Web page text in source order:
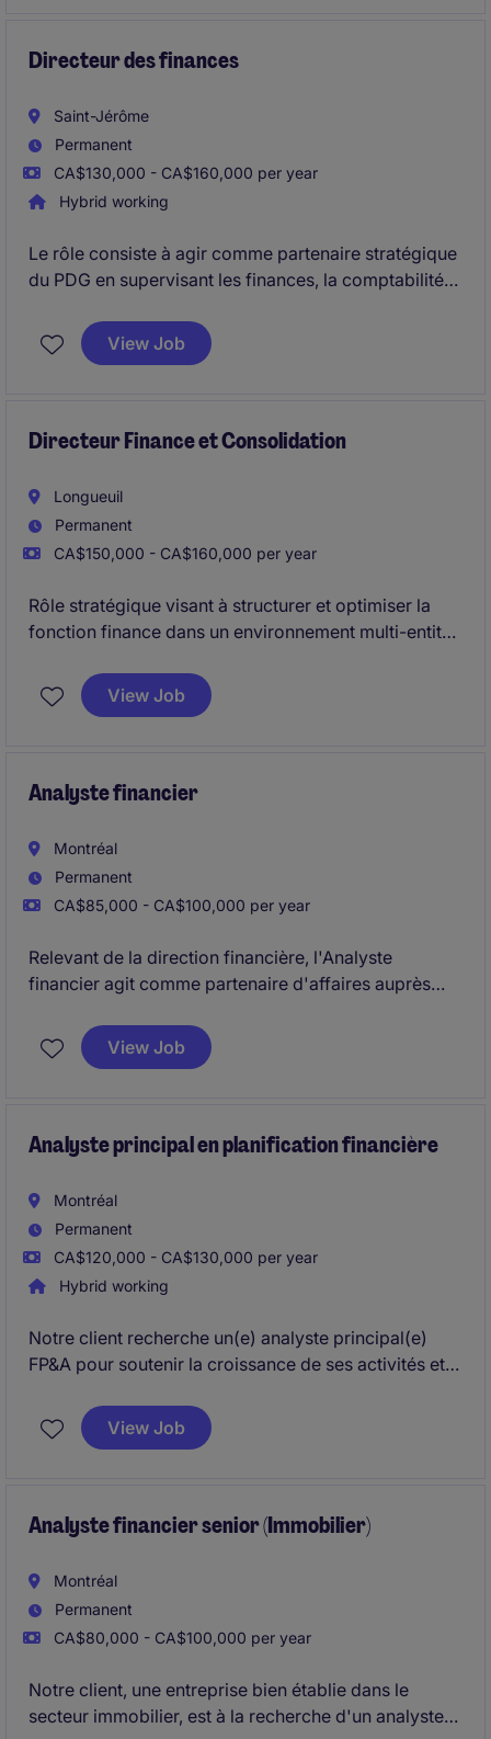
Directeur des finances
Saint-Jérôme
Permanent
CA$130,000 - CA$160,000 per year
Hybrid working
Le rôle consiste à agir comme partenaire stratégique
du PDG en supervisant les finances, la comptabilité
performance financière, de la rentabilité, de la
trésorerie et des projets d'amélioration de
View Job
Directeur Finance et Consolidation
Longueuil
Permanent
CA$150,000 - CA$160,000 per year
Rôle stratégique visant à structurer et optimiser la
fonction finance dans un environnement multi-entités
les contrôles et l'intégration d'acquisitions tout en
encadrant une équipe clé.
View Job
Analyste financier
Montréal
Permanent
CA$85,000 - CA$100,000 per year
Relevant de la direction financière, l'Analyste
financier agit comme partenaire d'affaires auprès
contribue à la planification financière, à l'analyse de
la performance, au développement d'outils
View Job
Analyste principal en planification financière
Montréal
Permanent
CA$120,000 - CA$130,000 per year
Hybrid working
Notre client recherche un(e) analyste principal(e)
FP&A pour soutenir la croissance de ses activités et
comme partenaire clé entre la finance et les
opérations dans un contexte de projets
View Job
Analyste financier senior (Immobilier)
Montréal
Permanent
CA$80,000 - CA$100,000 per year
Notre client, une entreprise bien établie dans le
secteur immobilier, est à la recherche d'un analyste